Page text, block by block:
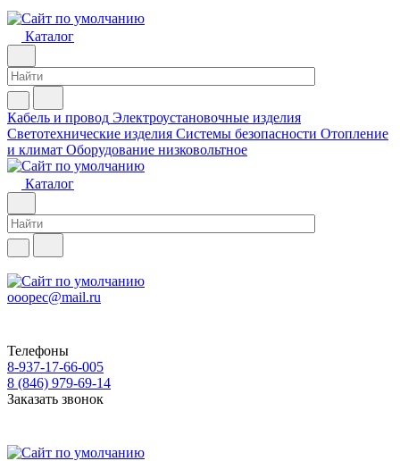
Каталог
Кабель и провод Электроустановочные изделия
Светотехнические изделия Системы безопасности Отопление
и климат Оборудование низковольтное
Каталог
ooopec@mail.ru
Телефоны
8-937-17-66-005
8 (846) 979-69-14
Заказать звонок